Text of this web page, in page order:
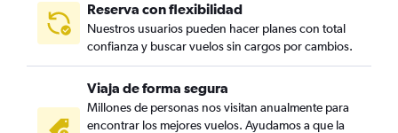
Reserva con flexibilidad
Nuestros usuarios pueden hacer planes con total
confianza y buscar vuelos sin cargos por cambios.
Viaja de forma segura
Millones de personas nos visitan anualmente para
encontrar los mejores vuelos. Ayudamos a que la